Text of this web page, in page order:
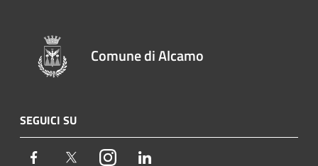
Comune di Alcamo
SEGUICI SU
Facebook TwitterInstagram